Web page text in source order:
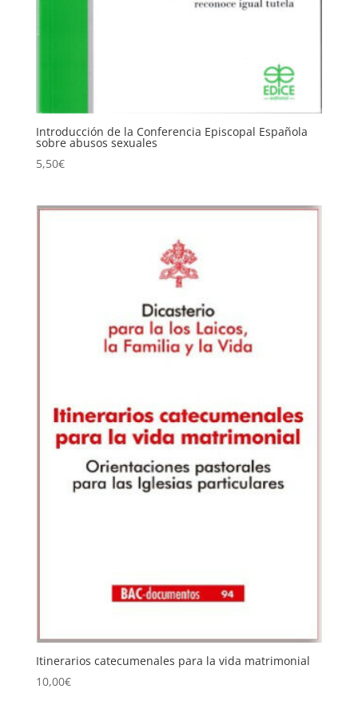
Introducción de la Conferencia Episcopal Española
sobre abusos sexuales
5,50€
Itinerarios catecumenales para la vida matrimonial
10,00€